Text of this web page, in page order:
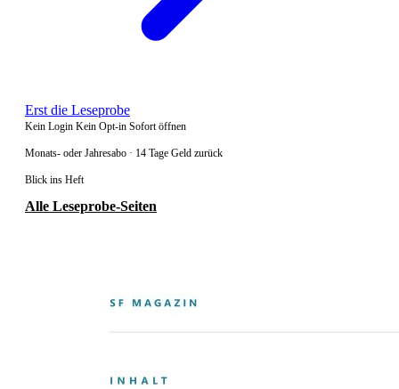
Erst die Leseprobe
Kein Login Kein Opt-in Sofort öffnen
Monats- oder Jahresabo · 14 Tage Geld zurück
Blick ins Heft
Alle Leseprobe-Seiten